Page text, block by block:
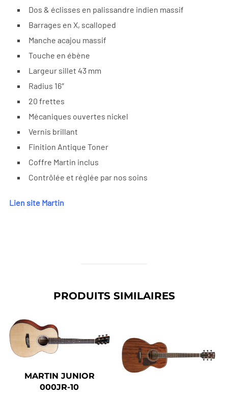
Dos & éclisses en palissandre indien massif
Barrages en X, scalloped
Manche acajou massif
Touche en ébène
Largeur sillet 43 mm
Radius 16″
20 frettes
Mécaniques ouvertes nickel
Vernis brillant
Finition Antique Toner
Coffre Martin inclus
Contrôlée et réglée par nos soins
Lien site Martin
PRODUITS SIMILAIRES
MARTIN JUNIOR
000JR-10